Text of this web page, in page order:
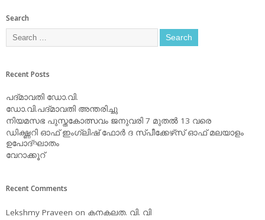
Search
Recent Posts
പദ്മാവതി ഡോ.വി.
ഡോ.വി.പദ്മാവതി അന്തരിച്ചു
നിയമസഭ പുസ്തകോത്സവം ജനുവരി 7 മുതല്‍ 13 വരെ
ഡിക്ഷ്ണറി ഓഫ് ഇംഗ്ലിഷ് ഫോര്‍ ദ സ്പീക്കേഴ്‌സ് ഓഫ് മലയാളം
ഉപോദ്ഘാതം
വേറാക്കൂറ്
Recent Comments
Lekshmy Praveen on കനകലത. വി. വി